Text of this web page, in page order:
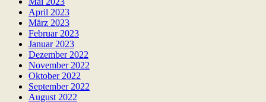
April 2023
März 2023
Februar 2023
Januar 2023
Dezember 2022
November 2022
Oktober 2022
September 2022
August 2022